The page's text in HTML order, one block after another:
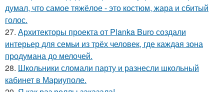
думал, что самое тяжёлое - это костюм, жара и сбитый
голос.
27. Архитекторы проекта от Planka Buro создали
интерьер для семьи из трёх человек, где каждая зона
продумана до мелочей.
28. Школьники сломали парту и разнесли школьный
кабинет в Мариуполе.